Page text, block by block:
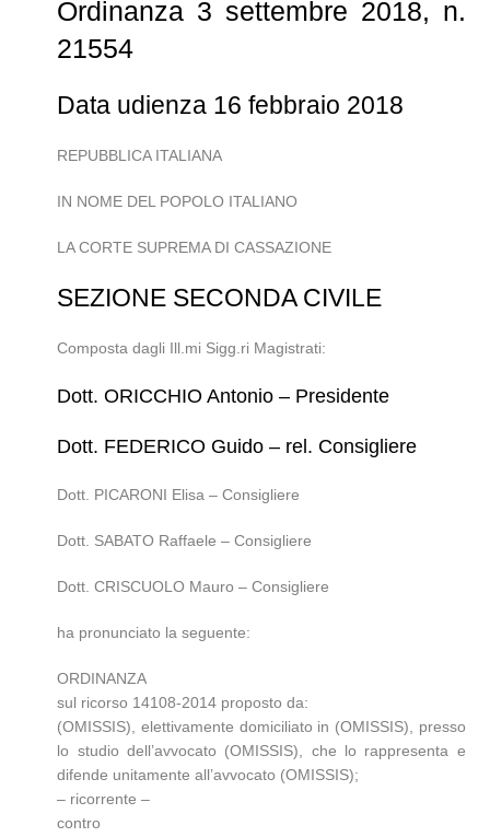
Ordinanza 3 settembre 2018, n.
21554
Data udienza 16 febbraio 2018
REPUBBLICA ITALIANA
IN NOME DEL POPOLO ITALIANO
LA CORTE SUPREMA DI CASSAZIONE
SEZIONE SECONDA CIVILE
Composta dagli Ill.mi Sigg.ri Magistrati:
Dott. ORICCHIO Antonio – Presidente
Dott. FEDERICO Guido – rel. Consigliere
Dott. PICARONI Elisa – Consigliere
Dott. SABATO Raffaele – Consigliere
Dott. CRISCUOLO Mauro – Consigliere
ha pronunciato la seguente:
ORDINANZA
sul ricorso 14108-2014 proposto da:
(OMISSIS), elettivamente domiciliato in (OMISSIS), presso
lo studio dell’avvocato (OMISSIS), che lo rappresenta e
difende unitamente all’avvocato (OMISSIS);
– ricorrente –
contro